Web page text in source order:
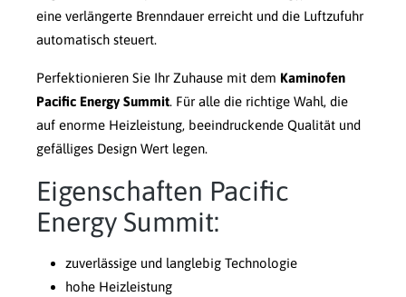
eine verlängerte Brenndauer erreicht und die Luftzufuhr
automatisch steuert.
Perfektionieren Sie Ihr Zuhause mit dem Kaminofen
Pacific Energy Summit. Für alle die richtige Wahl, die
auf enorme Heizleistung, beeindruckende Qualität und
gefälliges Design Wert legen.
Eigenschaften Pacific
Energy Summit:
zuverlässige und langlebig Technologie
hohe Heizleistung